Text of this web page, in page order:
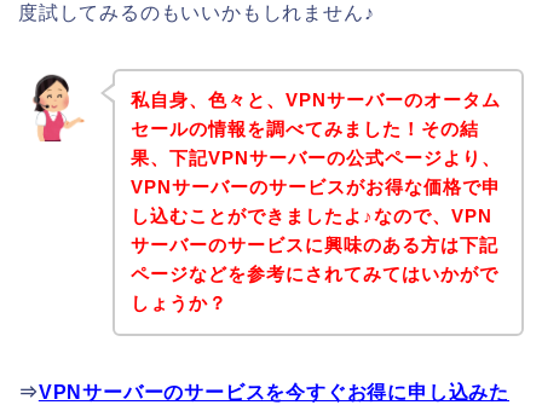
度試してみるのもいいかもしれません♪
私自身、色々と、VPNサーバーのオータム
セールの情報を調べてみました！その結
果、下記VPNサーバーの公式ページより、
VPNサーバーのサービスがお得な価格で申
し込むことができましたよ♪なので、VPN
サーバーのサービスに興味のある方は下記
ページなどを参考にされてみてはいかがで
しょうか？
⇒VPNサーバーのサービスを今すぐお得に申し込みた